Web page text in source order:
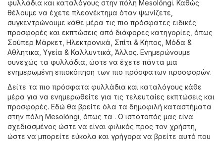
φυλλάδια και καταλόγους στην πόλη Mesolóngi. Καθώς
θέλουμε να έχετε πλεονέκτημα όταν ψωνίζετε,
συγκεντρώνουμε κάθε μέρα τις πιο πρόσφατες ειδικές
προσφορές και εκπτώσεις από διάφορες κατηγορίες, όπως
Σούπερ Μάρκετ Hλεκτρονικά Σπίτι & Κήπος Μόδα &
Aθλητικα Υγεία & Καλλυντικά Άλλος. Ενημερώνουμε
συνεχώς τα φυλλάδια, ώστε να έχετε πάντα μια
ενημερωμένη επισκόπηση των πιο πρόσφατων προσφορών.
Δείτε τα πιο πρόσφατα φυλλάδια και καταλόγους κάθε
μέρα για να ενημερωθείτε για τις τελευταίες εκπτώσεις και
προσφορές. Εδώ θα βρείτε όλα τα δημοφιλή καταστήματα
στην πόλη Mesolóngi, όπως τα . Ο ιστότοπός μας είνα
σχεδιασμένος ώστε να είναι φιλικός προς τον χρήστη,
ώστε να μπορείτε εύκολα και γρήγορα να βρείτε αυτό που